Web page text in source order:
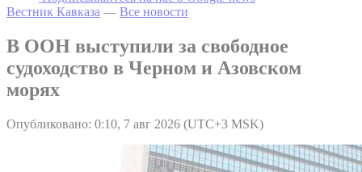
Вестник Кавказа — Все новости
В ООН выступили за свободное
судоходство в Черном и Азовском
морях
Опубликовано: 0:10, 7 авг 2026 (UTC+3 MSK)